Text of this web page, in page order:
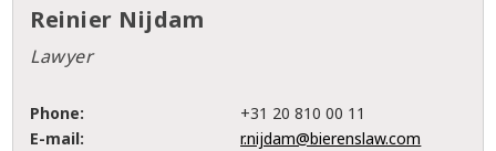
Reinier Nijdam
Lawyer
Phone:
+31 20 810 00 11
E-mail:
r.nijdam@bierenslaw.com